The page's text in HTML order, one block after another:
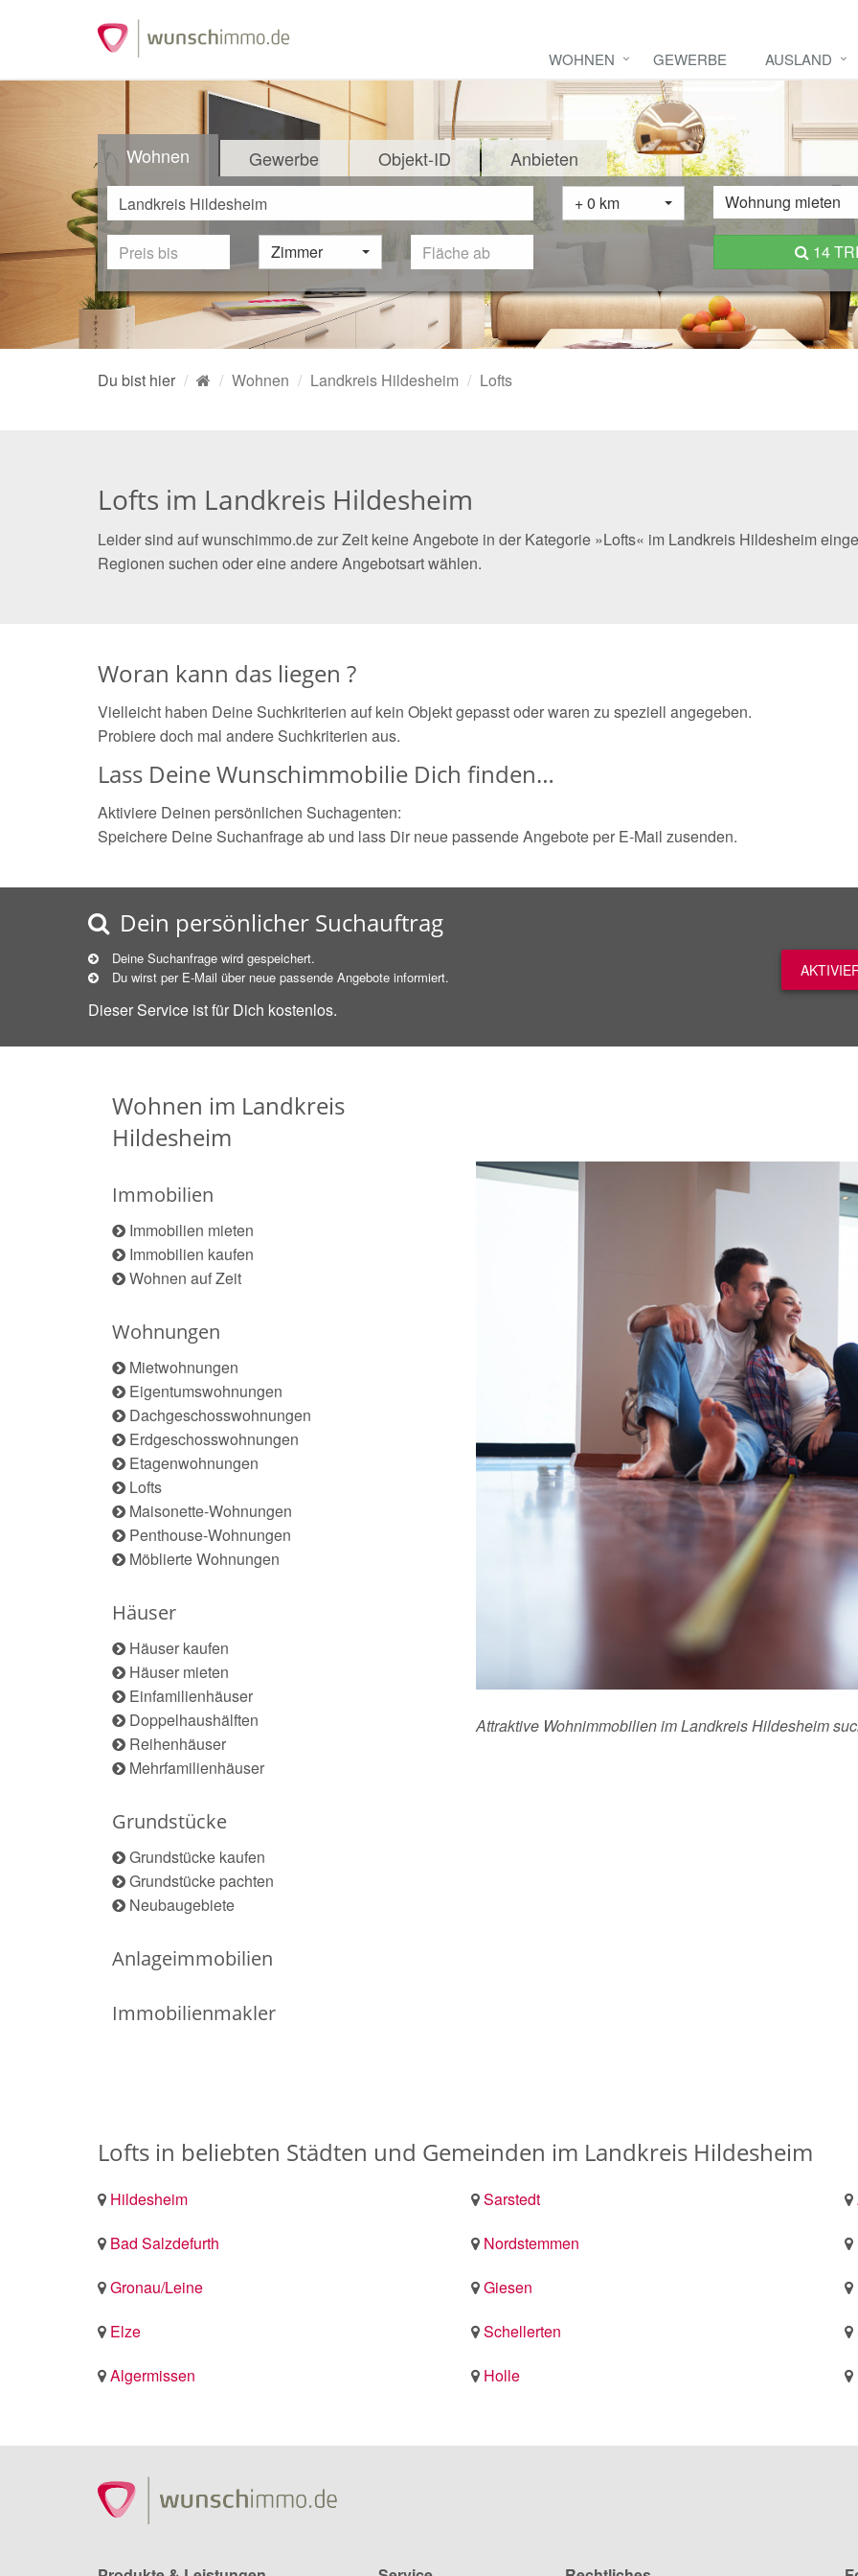
WOHNEN GEWERBE AUSLAND
Wohnen Gewerbe Objekt-ID Anbieten
+ 0 km Wohnung mieten
Zimmer 14
Du bist hier Wohnen Landkreis Hildesheim Lofts
Lofts im Landkreis Hildesheim
Leider sind auf wunschimmo.de zur Zeit keine Angebote in der Kategorie »Lofts« im Landkreis Hildesheim
Regionen suchen oder eine andere Angebotsart wählen.
Woran kann das liegen ?
Vielleicht haben Deine Suchkriterien auf kein Objekt gepasst oder waren zu speziell angegeben.
Probiere doch mal andere Suchkriterien aus.
Lass Deine Wunschimmobilie Dich finden…
Aktiviere Deinen persönlichen Suchagenten:
Speichere Deine Suchanfrage ab und lass Dir neue passende Angebote per E-Mail zusenden.
Dein persönlicher Suchauftrag
Deine Suchanfrage wird gespeichert.
Du wirst per E-Mail über neue passende Angebote informiert.
Dieser Service ist für Dich kostenlos.
Wohnen im Landkreis
Hildesheim
Immobilien
Immobilien mieten
Immobilien kaufen
Wohnen auf Zeit
Wohnungen
Mietwohnungen
Eigentumswohnungen
Dachgeschosswohnungen
Erdgeschosswohnungen
Etagenwohnungen
Lofts
Maisonette-Wohnungen
Penthouse-Wohnungen
Möblierte Wohnungen
Häuser
Häuser kaufen
Häuser mieten
Einfamilienhäuser
Doppelhaushälften
Reihenhäuser
Mehrfamilienhäuser
Grundstücke
Grundstücke kaufen
Grundstücke pachten
Neubaugebiete
Anlageimmobilien
Immobilienmakler
Attraktive Wohnimmobilien im Landkreis Hildesheim
Lofts in beliebten Städten und Gemeinden im Landkreis Hildesheim
Hildesheim Sarstedt
Bad Salzdefurth
Nordstemmen
Gronau/Leine
Giesen
Elze
Schellerten
Algermissen
Holle